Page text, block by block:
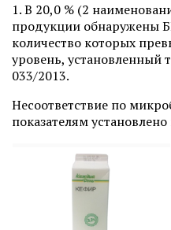
1. В 20,0 % (2
продукции обнаружены
количество которых
уровень, установленный
033/2013.
Несоответствие по
показателям